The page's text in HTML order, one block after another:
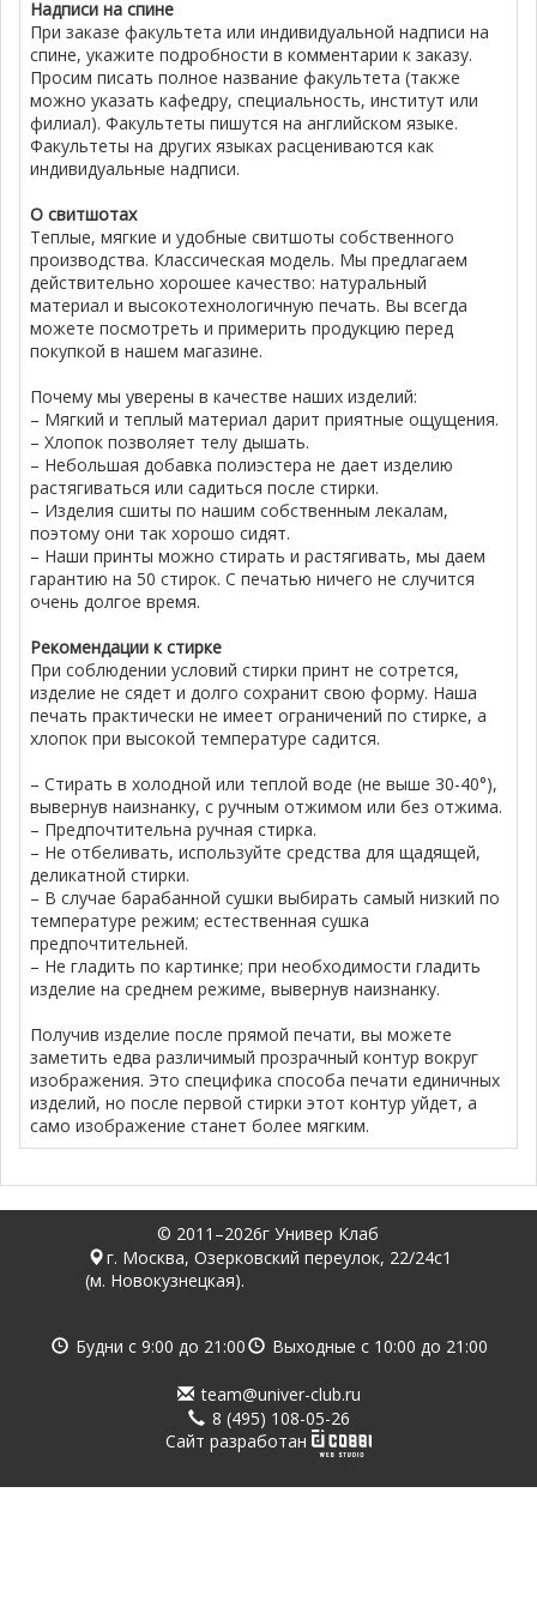
Надписи на спине
При заказе факультета или индивидуальной надписи на
спине, укажите подробности в комментарии к заказу.
Просим писать полное название факультета (также
можно указать кафедру, специальность, институт или
филиал). Факультеты пишутся на английском языке.
Факультеты на других языках расцениваются как
индивидуальные надписи.
О свитшотах
Теплые, мягкие и удобные свитшоты собственного
производства. Классическая модель. Мы предлагаем
действительно хорошее качество: натуральный
материал и высокотехнологичную печать. Вы всегда
можете посмотреть и примерить продукцию перед
покупкой в нашем магазине.
Почему мы уверены в качестве наших изделий:
– Мягкий и теплый материал дарит приятные ощущения.
– Хлопок позволяет телу дышать.
– Небольшая добавка полиэстера не дает изделию
растягиваться или садиться после стирки.
– Изделия сшиты по нашим собственным лекалам,
поэтому они так хорошо сидят.
– Наши принты можно стирать и растягивать, мы даем
гарантию на 50 стирок. С печатью ничего не случится
очень долгое время.
Рекомендации к стирке
При соблюдении условий стирки принт не сотрется,
изделие не сядет и долго сохранит свою форму. Наша
печать практически не имеет ограничений по стирке, а
хлопок при высокой температуре садится.
– Стирать в холодной или теплой воде (не выше 30-40°),
вывернув наизнанку, с ручным отжимом или без отжима.
– Предпочтительна ручная стирка.
– Не отбеливать, используйте средства для щадящей,
деликатной стирки.
– В случае барабанной сушки выбирать самый низкий по
температуре режим; естественная сушка
предпочтительней.
– Не гладить по картинке; при необходимости гладить
изделие на среднем режиме, вывернув наизнанку.
Получив изделие после прямой печати, вы можете
заметить едва различимый прозрачный контур вокруг
изображения. Это специфика способа печати единичных
изделий, но после первой стирки этот контур уйдет, а
само изображение станет более мягким.
© 2011–2026г Универ Клаб
г. Москва, Озерковский переулок, 22/24с1
(м. Новокузнецкая).
Будни с 9:00 до 21:00 Выходные с 10:00 до 21:00
team@univer-club.ru
8 (495) 108-05-26
Cайт разработан